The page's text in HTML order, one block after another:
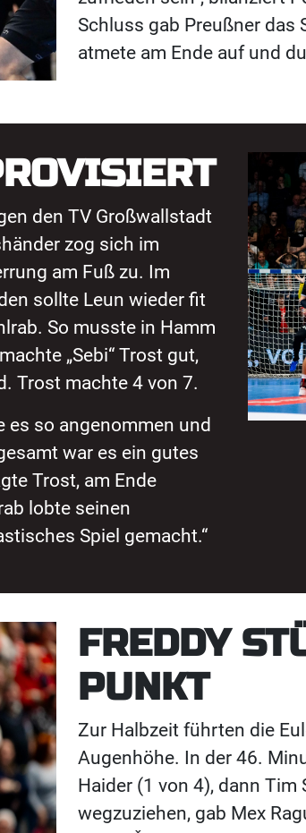
Schluss gab Preußner das
atmete am Ende auf und
den TV Großwallstadt
zog sich im
am Fuß zu. Im
sollte Leun wieder fit
So musste in Hamm
„Sebi“ Trost gut,
Trost machte 4 von 7.
es so angenommen und
war es ein gutes
Trost, am Ende
lobte seinen
Spiel gemacht.“
FREDDY
PUNKT
Zur Halbzeit führten die
Augenhöhe. In der 46.
Haider (1 von 4), dann
wegzuziehen, gab Mex